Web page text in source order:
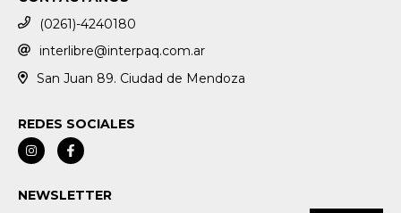
(0261)-4240180
interlibre@interpaq.com.ar
San Juan 89. Ciudad de Mendoza
REDES SOCIALES
NEWSLETTER